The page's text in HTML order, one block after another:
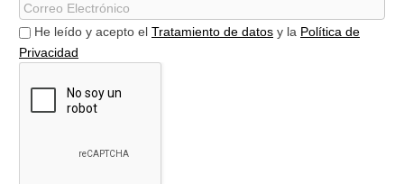
He leído y acepto el Tratamiento de datos y la Política de
Privacidad